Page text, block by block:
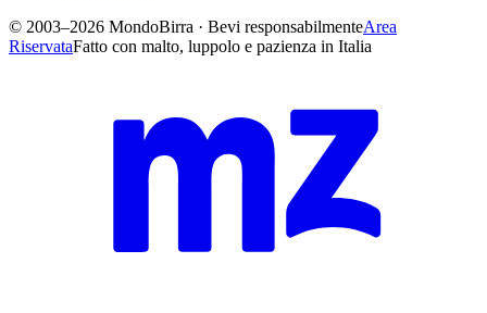
© 2003–2026 MondoBirra · Bevi responsabilmenteArea
RiservataFatto con malto, luppolo e pazienza in Italia